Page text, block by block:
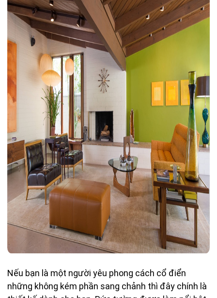
Nếu bạn là một người yêu phong cách cổ điển
những không kém phần sang chảnh thì đây chính là